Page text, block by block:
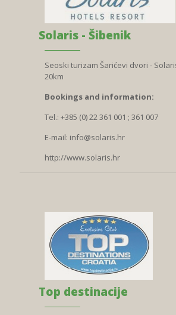
Solaris - Šibenik
Seoski turizam Šarićevi dvori -
20km
Bookings and information:
Tel.: +385 (0) 22 361 001 ; 361 007
E-mail: info@solaris.hr
http://www.solaris.hr
Top destinacije